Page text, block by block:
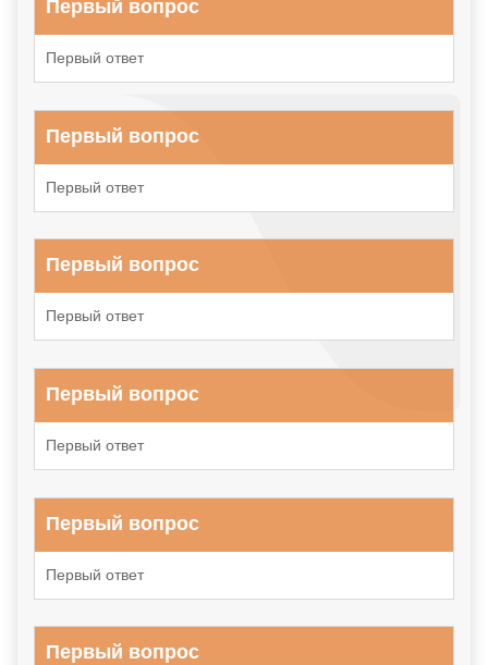
Первый вопрос
Первый ответ
Первый вопрос
Первый ответ
Первый вопрос
Первый ответ
Первый вопрос
Первый ответ
Первый вопрос
Первый ответ
Первый вопрос